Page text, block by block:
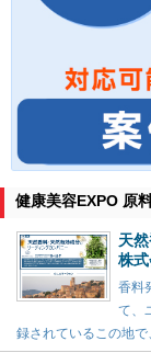
健康美容EXPO 原
天
株
香料
て、
録されているこの地で